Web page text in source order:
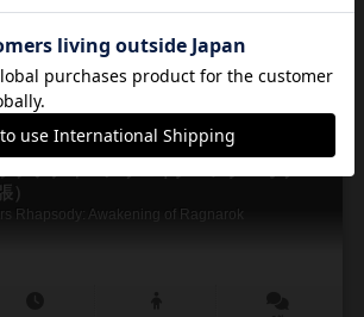
）
Rhapsody: Awakening of Ragnarok